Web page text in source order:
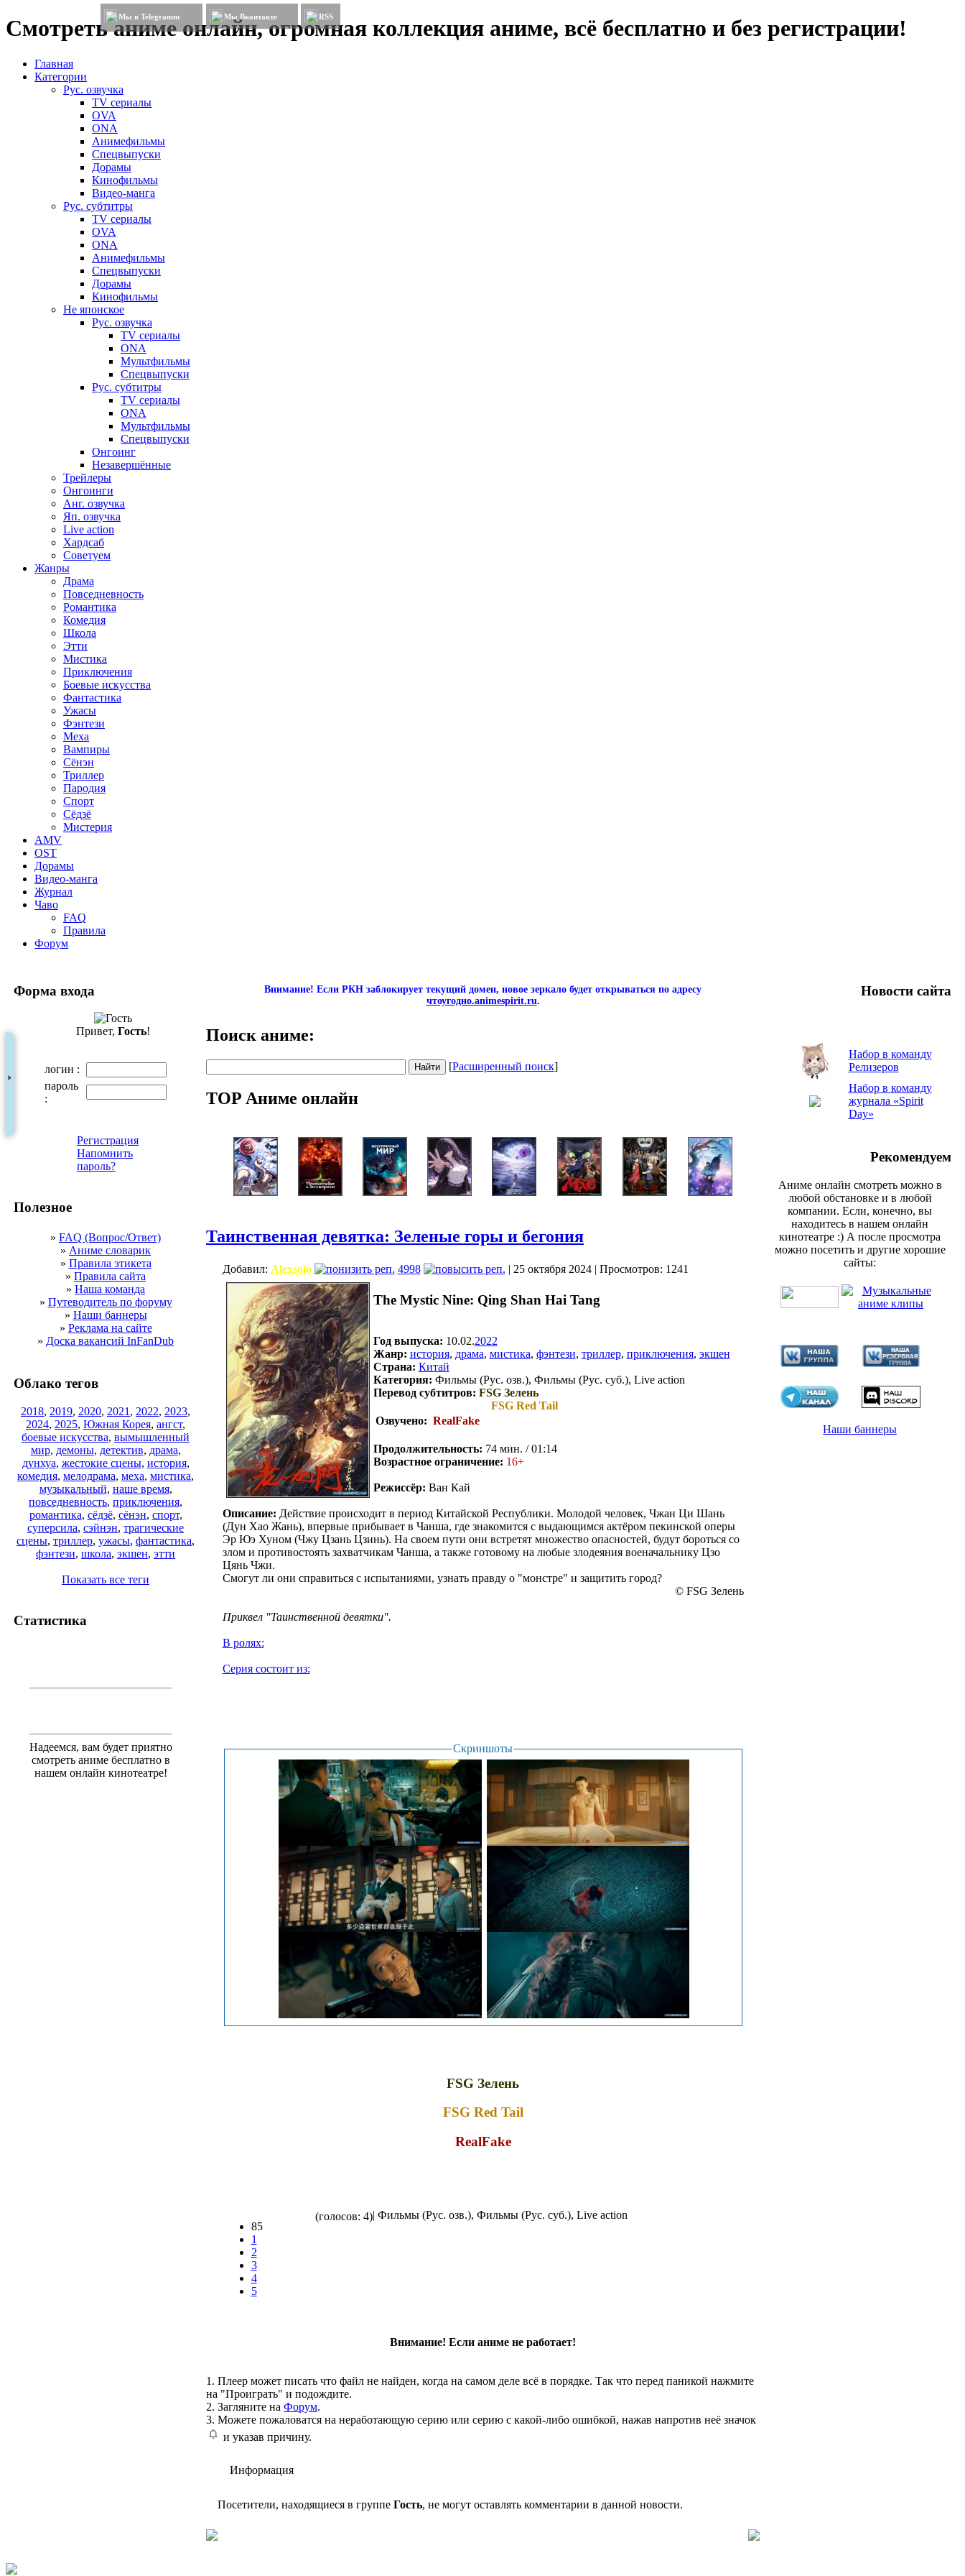
Смотреть аниме онлайн, огромная коллекция аниме, всё бесплатно и без регистрации!
Мы в Telegramm Мы Вконтакте RSS
Главная
Категории
Рус. озвучка
TV сериалы
OVA
ONA
Анимефильмы
Спецвыпуски
Дорамы
Кинофильмы
Видео-манга
Рус. субтитры
TV сериалы
OVA
ONA
Анимефильмы
Спецвыпуски
Дорамы
Кинофильмы
Не японское
Рус. озвучка
TV сериалы
ONA
Мультфильмы
Спецвыпуски
Рус. субтитры
TV сериалы
ONA
Мультфильмы
Спецвыпуски
Онгоинг
Незавершённые
Трейлеры
Онгоинги
Анг. озвучка
Яп. озвучка
Live action
Хардсаб
Советуем
Жанры
Драма
Повседневность
Романтика
Комедия
Школа
Этти
Мистика
Приключения
Боевые искусства
Фантастика
Ужасы
Фэнтези
Меха
Вампиры
Сёнэн
Триллер
Пародия
Спорт
Сёдзё
Мистерия
AMV
OST
Дорамы
Видео-манга
Журнал
Чаво
FAQ
Правила
Форум
Форма входа
Привет, Гость!
логин :
пароль
:
Регистрация
Напомнить
пароль?
Полезное
» FAQ (Вопрос/Ответ)
» Аниме словарик
» Правила этикета
» Правила сайта
» Наша команда
» Путеводитель по форуму
» Наши баннеры
» Реклама на сайте
» Доска вакансий InFanDub
Облако тегов
2018, 2019, 2020, 2021 , 2022, 2023,
2024, 2025, Южная Корея, ангст,
боевые искусства, вымышленный
мир, демоны, детектив, драма,
дунхуа, жестокие сцены, история,
комедия, мелодрама, меха, мистика,
музыкальный, наше время,
повседневность, приключения,
романтика, сёдзё, сёнэн, спорт,
суперсила, сэйнэн, трагические
сцены, триллер, ужасы, фантастика,
фэнтези, школа, экшен, этти
Показать все теги
Статистика
Надеемся, вам будет приятно
смотреть аниме бесплатно в
нашем онлайн кинотеатре!
Внимание! Если РКН заблокирует текущий домен, новое зеркало будет открываться по адресу
чтоугодно.animespirit.ru.
Поиск аниме:
[Расширенный поиск]
TOP Аниме онлайн
Таинственная девятка: Зеленые горы и бегония
Добавил: Alexsolo 4998 | 25 октября 2024 | Просмотров: 1241
The Mystic Nine: Qing Shan Hai Tang
Год выпуска: 10.02.2022
Жанр: история, драма, мистика, фэнтези, триллер, приключения, экшен
Страна: Китай
Категория: Фильмы (Рус. озв.), Фильмы (Рус. суб.), Live action
Перевод субтитров: FSG Зелень
FSG Red Tail
Озвучено: RealFake
Продолжительность: 74 мин. / 01:14
Возрастное ограничение: 16+
Режиссёр: Ван Кай
Описание: Действие происходит в период Китайской Республики. Молодой человек, Чжан Ци Шань
(Дун Хао Жань), впервые прибывает в Чанша, где знакомится с выдающимся актёром пекинской оперы
Эр Юэ Хуном (Чжу Цзань Цзинь). На своем пути они встретят множество опасностей, будут бороться со
злом и противостоять захватчикам Чанша, а также готовому на любые злодеяния военачальнику Цзо
Цянь Чжи.
Смогут ли они справиться с испытаниями, узнать правду о "монстре" и защитить город?
© FSG Зелень
Приквел "Таинственной девятки".
В ролях:
Серия состоит из:
Скриншоты
FSG Зелень
FSG Red Tail
RealFake
85
1
2
3
4
5
(голосов: 4)| Фильмы (Рус. озв.), Фильмы (Рус. суб.), Live action
Внимание! Если аниме не работает!
1. Плеер может писать что файл не найден, когда на самом деле всё в порядке. Так что перед паникой нажмите
на "Проиграть" и подождите.
2. Загляните на Форум.
3. Можете пожаловатся на неработающую серию или серию с какой-либо ошибкой, нажав напротив неё значок
и указав причину.
Информация
Посетители, находящиеся в группе Гость, не могут оставлять комментарии в данной новости.
Новости сайта
Набор в команду
Релизеров
Набор в команду
журнала «Spirit
Day»
Рекомендуем
Аниме онлайн смотреть можно в
любой обстановке и в любой
компании. Если, конечно, вы
находитесь в нашем онлайн
кинотеатре :) А после просмотра
можно посетить и другие хорошие
сайты:
Наши баннеры